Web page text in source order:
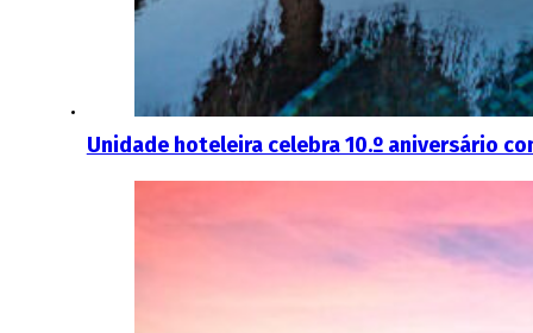
Unidade hoteleira celebra 10.º aniversário